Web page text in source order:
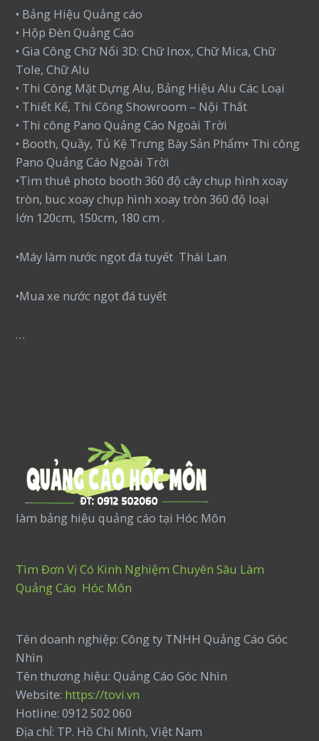
• Bảng Hiệu Quảng cáo
• Hộp Đèn Quảng Cáo
• Gia Công Chữ Nổi 3D: Chữ Inox, Chữ Mica, Chữ
Tole, Chữ Alu
• Thi Công Mặt Dựng Alu, Bảng Hiệu Alu Các Loại
• Thiết Kế, Thi Công Showroom – Nội Thất
• Thi công Pano Quảng Cáo Ngoài Trời
• Booth, Quầy, Tủ Kệ Trưng Bày Sản Phẩm• Thi công
Pano Quảng Cáo Ngoài Trời
•Tìm thuê photo booth 360 độ cây chụp hình xoay
tròn, buc xoay chụp hình xoay tròn 360 độ loại
lớn 120cm, 150cm, 180 cm .
•Máy làm nước ngọt đá tuyết Thái Lan
•Mua xe nước ngọt đá tuyết
…
làm bảng hiệu quảng cáo tại Hóc Môn
Tìm Đơn Vị Có Kinh Nghiệm Chuyên Sâu Làm
Quảng Cáo Hóc Môn
Tên doanh nghiệp: Công ty TNHH Quảng Cáo Góc
Nhìn
Tên thương hiệu: Quảng Cáo Góc Nhìn
Website: https://tovi.vn
Hotline: 0912 502 060
Địa chỉ: TP. Hồ Chí Minh, Việt Nam